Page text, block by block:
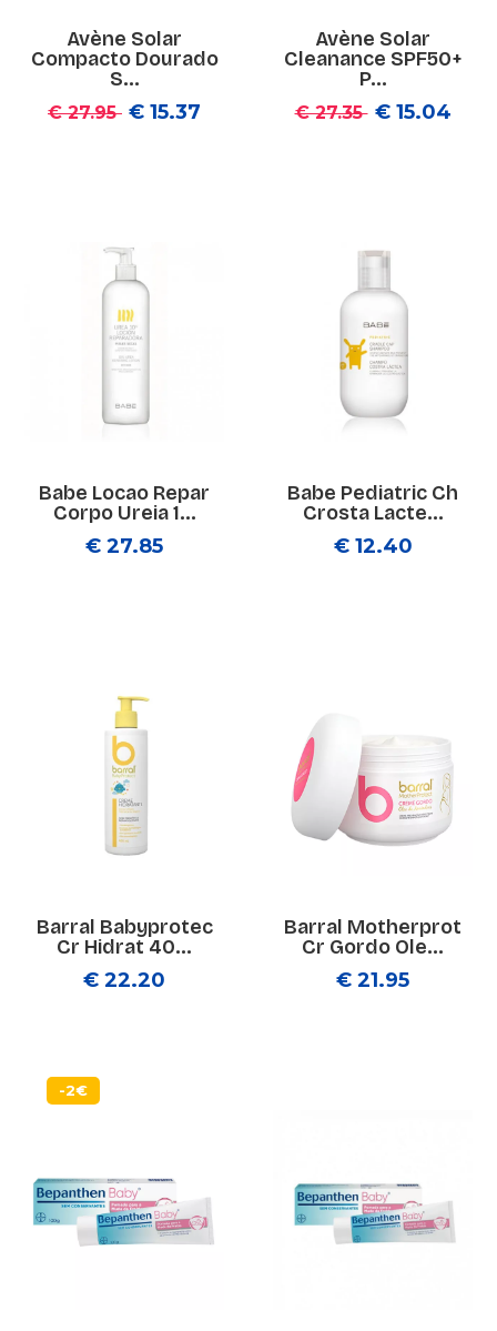
Avène Solar
Compacto Dourado
S...
€ 27.95 € 15.37
Avène Solar
Cleanance SPF50+
P...
€ 27.35 € 15.04
Babe Locao Repar
Corpo Ureia 1...
€ 27.85
Babe Pediatric Ch
Crosta Lacte...
€ 12.40
Barral Babyprotec
Cr Hidrat 40...
€ 22.20
Barral Motherprot
Cr Gordo Ole...
€ 21.95
-2€